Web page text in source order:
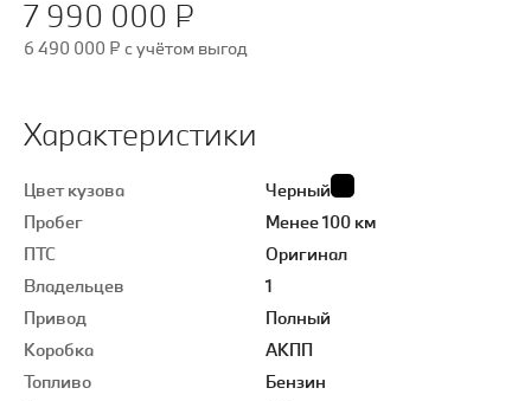
7 990 000 ₽
6 490 000 ₽ c учётом выгод
Характеристики
Цвет кузова
Черный
Пробег
Менее 100 км
ПТС
Оригинал
Владельцев
1
Привод
Полный
Коробка
АКПП
Топливо
Бензин